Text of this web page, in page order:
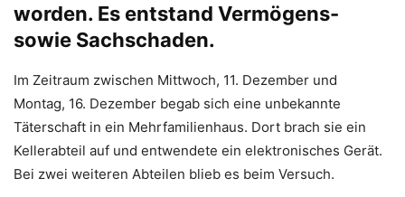
worden. Es entstand Vermögens-
sowie Sachschaden.
Im Zeitraum zwischen Mittwoch, 11. Dezember und
Montag, 16. Dezember begab sich eine unbekannte
Täterschaft in ein Mehrfamilienhaus. Dort brach sie ein
Kellerabteil auf und entwendete ein elektronisches Gerät.
Bei zwei weiteren Abteilen blieb es beim Versuch.